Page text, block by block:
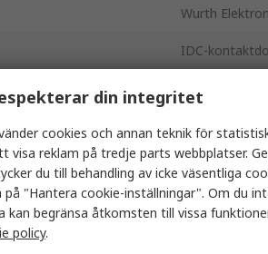
Wurth
IDC-
2
1A
2.54mm
hona
din integritet
cookies och annan teknik för
visa reklam på tredje parts webbplatser.
du till behandling av icke väsentliga
på "Hantera cookie-inställningar". Om du
kan begränsa åtkomsten till vissa
policy.